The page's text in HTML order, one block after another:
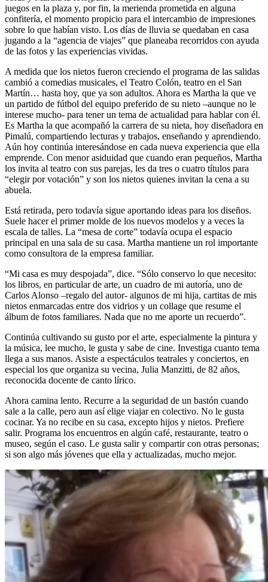
juegos en la plaza y, por fin, la merienda prometida en alguna
confitería, el momento propicio para el intercambio de impresiones
sobre lo que habían visto. Los días de lluvia se quedaban en casa
jugando a la “agencia de viajes” que planeaba recorridos con ayuda
de las fotos y las experiencias vividas.
A medida que los nietos fueron creciendo el programa de las salidas
cambió a comedias musicales, el Teatro Colón, teatro en el San
Martín… hasta hoy, que ya son adultos. Ahora es Martha la que ve
un partido de fútbol del equipo preferido de su nieto –aunque no le
interese mucho- para tener un tema de actualidad para hablar con él.
Es Martha la que acompañó la carrera de su nieta, hoy diseñadora en
Pimalú, compartiendo lecturas y trabajos, enseñando y aprendiendo.
Aún hoy continúa interesándose en cada nueva experiencia que ella
emprende. Con menor asiduidad que cuando eran pequeños, Martha
los invita al teatro con sus parejas, les da tres o cuatro títulos para
“elegir por votación” y son los nietos quienes invitan la cena a su
abuela.
Está retirada, pero todavía sigue aportando ideas para los diseños.
Suele hacer el primer molde de los nuevos modelos y a veces la
escala de talles. La “mesa de corte” todavía ocupa el espacio
principal en una sala de su casa. Martha mantiene un rol importante
como consultora de la empresa familiar.
“Mi casa es muy despojada”, dice. “Sólo conservo lo que necesito:
los libros, en particular de arte, un cuadro de mi autoría, uno de
Carlos Alonso –regalo del autor- algunos de mi hija, cartitas de mis
nietos enmarcadas entre dos vidrios y un collage que resume el
álbum de fotos familiares. Nada que no me aporte un recuerdo”.
Continúa cultivando su gusto por el arte, especialmente la pintura y
la música, lee mucho, le gusta y sabe de cine. Investiga cuanto tema
llega a sus manos. Asiste a espectáculos teatrales y conciertos, en
especial los que organiza su vecina, Julia Manzitti, de 82 años,
reconocida docente de canto lírico.
Ahora camina lento. Recurre a la seguridad de un bastón cuando
sale a la calle, pero aun así elige viajar en colectivo. No le gusta
cocinar. Ya no recibe en su casa, excepto hijos y nietos. Prefiere
salir. Programa los encuentros en algún café, restaurante, teatro o
museo, según el caso. Le gusta salir y compartir con otras personas;
si son algo más jóvenes que ella y actualizadas, mucho mejor.